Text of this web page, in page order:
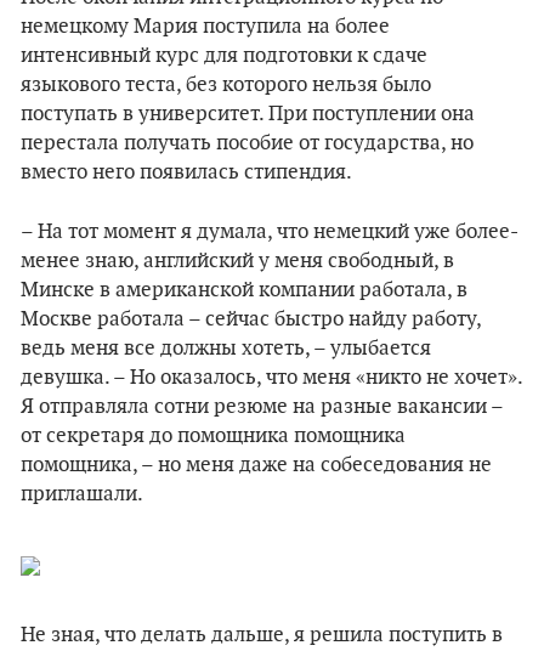
немецкому Мария поступила на более
интенсивный курс для подготовки к сдаче
языкового теста, без которого нельзя было
поступать в университет. При поступлении она
перестала получать пособие от государства, но
вместо него появилась стипендия.
– На тот момент я думала, что немецкий уже более-
менее знаю, английский у меня свободный, в
Минске в американской компании работала, в
Москве работала – сейчас быстро найду работу,
ведь меня все должны хотеть, – улыбается
девушка. – Но оказалось, что меня «никто не хочет».
Я отправляла сотни резюме на разные вакансии –
от секретаря до помощника помощника
помощника, – но меня даже на собеседования не
приглашали.
Не зная, что делать дальше, я решила поступить в